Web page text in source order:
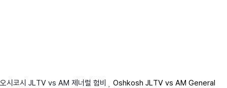
오시코시 JLTV vs AM 제너럴 험비
Oshkosh JLTV vs AM General